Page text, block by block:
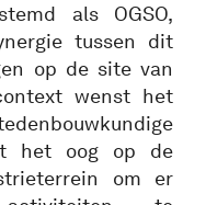
als OGSO,
tussen dit
op de site van
wenst het
het oog op de
om er